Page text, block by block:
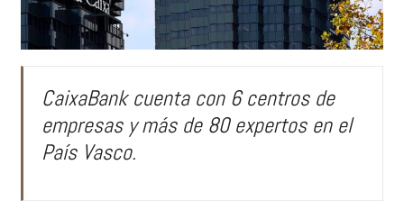
CaixaBank cuenta con 6 centros de
empresas y más de 80 expertos en el
País Vasco.